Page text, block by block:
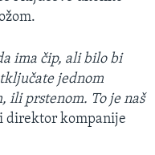
ima čip, ali bilo bi
jednom
ili prstenom. To je naš
direktor kompanije